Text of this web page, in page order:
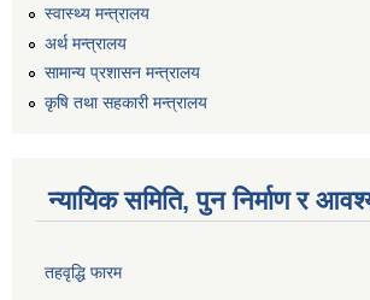
स्वास्थ्य मन्त्रालय
अर्थ मन्त्रालय
सामान्य प्रशासन मन्त्रालय
कृषि तथा सहकारी मन्त्रालय
न्यायिक समिति, पुन निर्माण र
तहवृद्धि फारम